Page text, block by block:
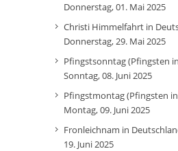
Donnerstag, 01. Mai 2025
Christi Himmelfahrt in
Donnerstag, 29. Mai 2025
Pfingstsonntag (Pfingsten
Sonntag, 08. Juni 2025
Pfingstmontag (Pfingsten
Montag, 09. Juni 2025
Fronleichnam in
19. Juni 2025